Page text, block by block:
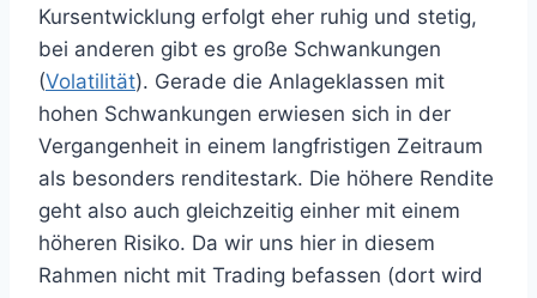
Kursentwicklung erfolgt eher ruhig und stetig,
bei anderen gibt es große Schwankungen
(Volatilität). Gerade die Anlageklassen mit
hohen Schwankungen erwiesen sich in der
Vergangenheit in einem langfristigen Zeitraum
als besonders renditestark. Die höhere Rendite
geht also auch gleichzeitig einher mit einem
höheren Risiko. Da wir uns hier in diesem
Rahmen nicht mit Trading befassen (dort wird